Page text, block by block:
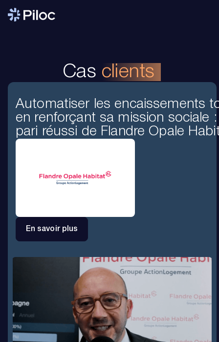
Cas clients
Automatiser les encaissements
en renforçant sa mission sociale :
pari réussi de Flandre Opale
En savoir plus